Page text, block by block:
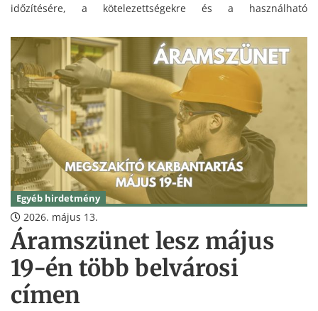
időzítésére, a kötelezettségekre és a használható
Egyéb hirdetmény
2026. május 13.
Áramszünet lesz május
19-én több belvárosi
címen